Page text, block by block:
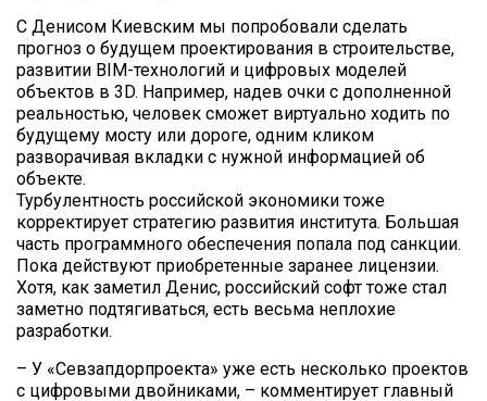
С Денисом Киевским мы попробовали сделать
прогноз о будущем проектирования в строительстве,
развитии BIM-технологий и цифровых моделей
объектов в 3D. Например, надев очки с дополненной
реальностью, человек сможет виртуально ходить по
будущему мосту или дороге, одним кликом
разворачивая вкладки с нужной информацией об
объекте.
Турбулентность российской экономики тоже
корректирует стратегию развития института. Большая
часть программного обеспечения попала под санкции.
Пока действуют приобретенные заранее лицензии.
Хотя, как заметил Денис, российский софт тоже стал
заметно подтягиваться, есть весьма неплохие
разработки.
– У «Севзапдорпроекта» уже есть несколько проектов
с цифровыми двойниками, – комментирует главный